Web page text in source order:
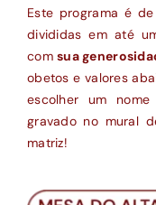
Loja
Conta
Este programa é
divididas em até
comsua
obetos e valores
escolher um
gravado no mural
matriz!